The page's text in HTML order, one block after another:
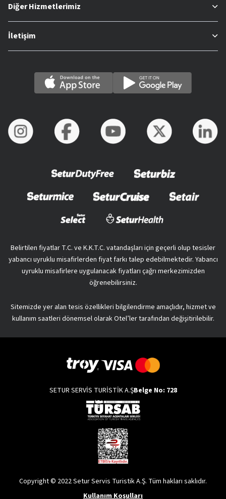
Diğer Hizmetlerimiz
İletişim
Belirtilen fiyatlar T.C. ve K.K.T.C. vatandaşları için geçerli olup tesisler
yabancı uyruklu misafirlerden fiyat farkı talep edebilmektedir. Yabancı
uyruklu misafirlere uygulanacak fiyatları çağrı merkezimizden
öğrenebilirsiniz.
Sitemizde yer alan tesis özellikleri bilgilendirme amaçlıdır, hizmet ve
kullanım saatleri dönemsel olarak Otel’ler tarafından değişitirilebilir.
SETUR SERVİS TURİSTİK A.ŞBelge No: 728
Copyright © 2022 Setur Servis Turistik A.Ş. Tüm hakları saklıdır.
Kullanım Koşulları